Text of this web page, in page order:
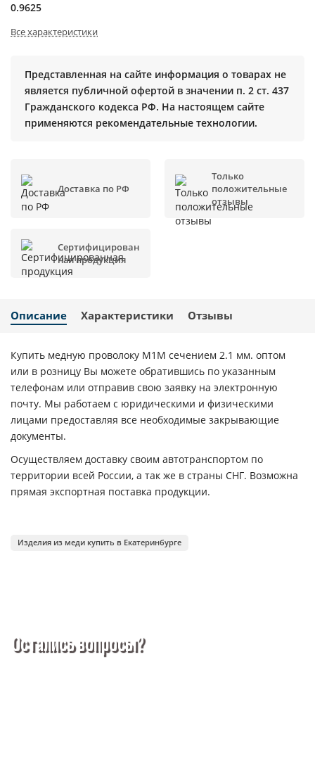
0.9625
Все характеристики
Представленная на сайте информация о товарах не
является публичной офертой в значении п. 2 ст. 437
Гражданского кодекса РФ. На настоящем сайте
применяются рекомендательные технологии.
Доставка по РФ
Только
положительные
отзывы
Сертифицирован
ная продукция
Описание Характеристики Отзывы
Купить медную проволоку М1М сечением 2.1 мм. оптом
или в розницу Вы можете обратившись по указанным
телефонам или отправив свою заявку на электронную
почту. Мы работаем с юридическими и физическими
лицами предоставляя все необходимые закрывающие
документы.
Осуществляем доставку своим автотранспортом по
территории всей России, а так же в страны СНГ. Возможна
прямая экспортная поставка продукции.
Изделия из меди купить в Екатеринбурге
Остались вопросы?